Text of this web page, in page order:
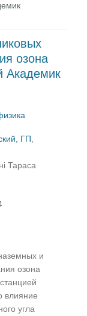
озона
Академик
ГП
Тараса
и
озона
влияние
угла